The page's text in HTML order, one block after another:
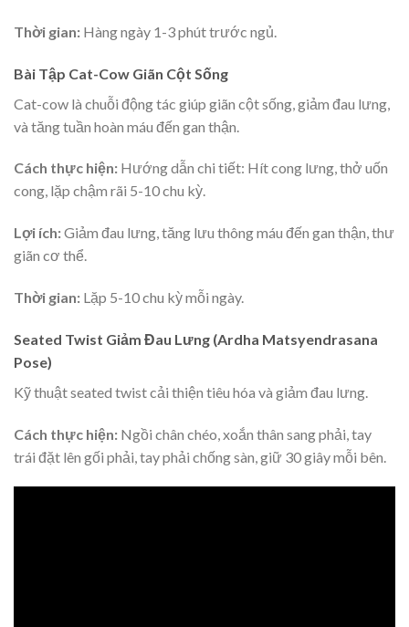
Thời gian: Hàng ngày 1-3 phút trước ngủ.
Bài Tập Cat-Cow Giãn Cột Sống
Cat-cow là chuỗi động tác giúp giãn cột sống, giảm đau lưng,
và tăng tuần hoàn máu đến gan thận.
Cách thực hiện: Hướng dẫn chi tiết: Hít cong lưng, thở uốn
cong, lặp chậm rãi 5-10 chu kỳ.
Lợi ích:Giảm đau lưng, tăng lưu thông máu đến gan thận, thư
giãn cơ thể.
Thời gian: Lặp 5-10 chu kỳ mỗi ngày.
Seated Twist Giảm Đau Lưng (Ardha Matsyendrasana
Pose)
Kỹ thuật seated twist cải thiện tiêu hóa và giảm đau lưng.
Cách thực hiện: Ngồi chân chéo, xoắn thân sang phải, tay
trái đặt lên gối phải, tay phải chống sàn, giữ 30 giây mỗi bên.